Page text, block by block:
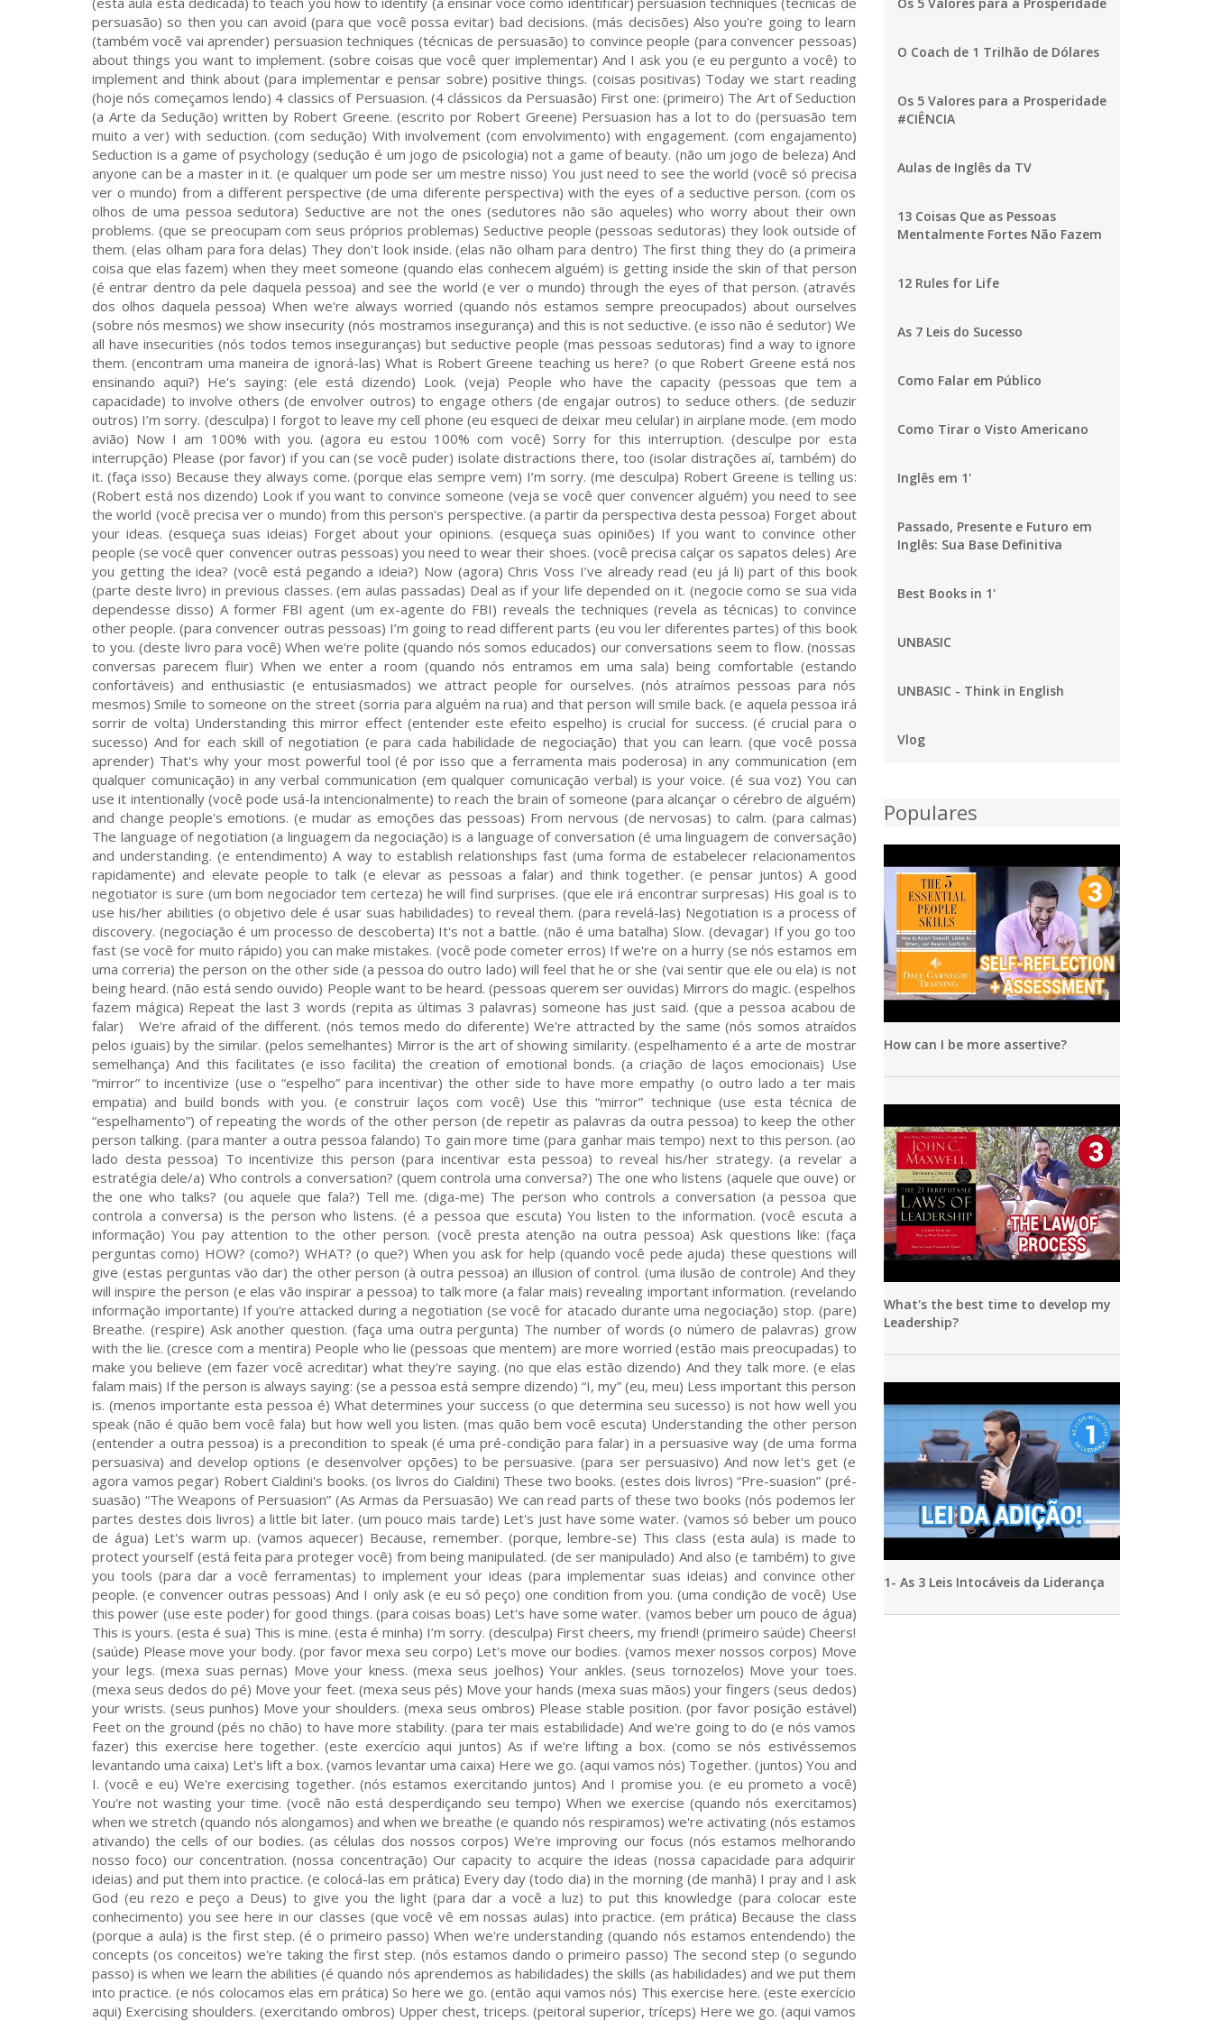
O Coach de 1 Trilhão de Dólares
Os 5 Valores para a Prosperidade
#CIÊNCIA
Aulas de Inglês da TV
13 Coisas Que as Pessoas
Mentalmente Fortes Não Fazem
12 Rules for Life
As 7 Leis do Sucesso
Como Falar em Público
Como Tirar o Visto Americano
Inglês em 1'
Passado, Presente e Futuro em
Inglês: Sua Base Definitiva
Best Books in 1'
UNBASIC
UNBASIC - Think in English
Vlog
Populares
How can I be more assertive?
What's the best time to develop my
Leadership?
1- As 3 Leis Intocáveis da Liderança